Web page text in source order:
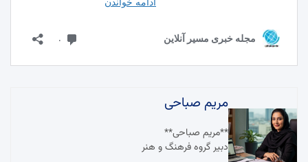
مریم صباحی
**مریم صباحی**
دبیر گروه فرهنگ و هنر